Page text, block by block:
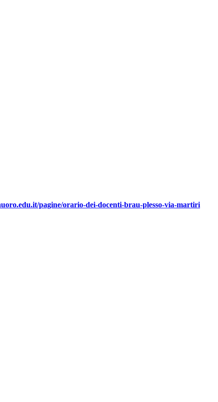
pagine/orario-dei-docenti-brau-plesso-via-martiri